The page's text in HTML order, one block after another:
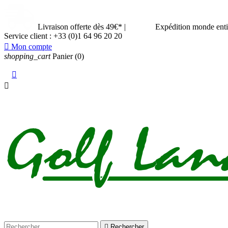
Livraison offerte dès 49€* |
Expédition monde
Service client : +33 (0)1 64 96 20 20
 Mon compte
shopping_cart Panier (0)

